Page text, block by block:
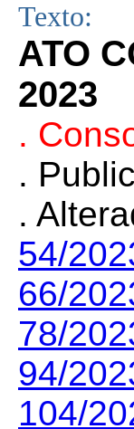
Texto:
ATO
2023
.
.
.
54/
66/
78/
94/
104/